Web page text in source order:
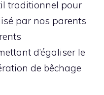
traditionnel pour
par nos parents
d’égaliser le
de bêchage